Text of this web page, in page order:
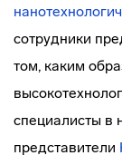
сотрудники
том, каким
специалисты в
представители